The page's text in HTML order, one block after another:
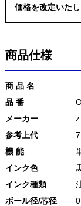
価格を改定いたし
商品仕様
商 品 名
品 番
メーカー
参考上代
機 能
インク色
インク種類
ボール径/芯径